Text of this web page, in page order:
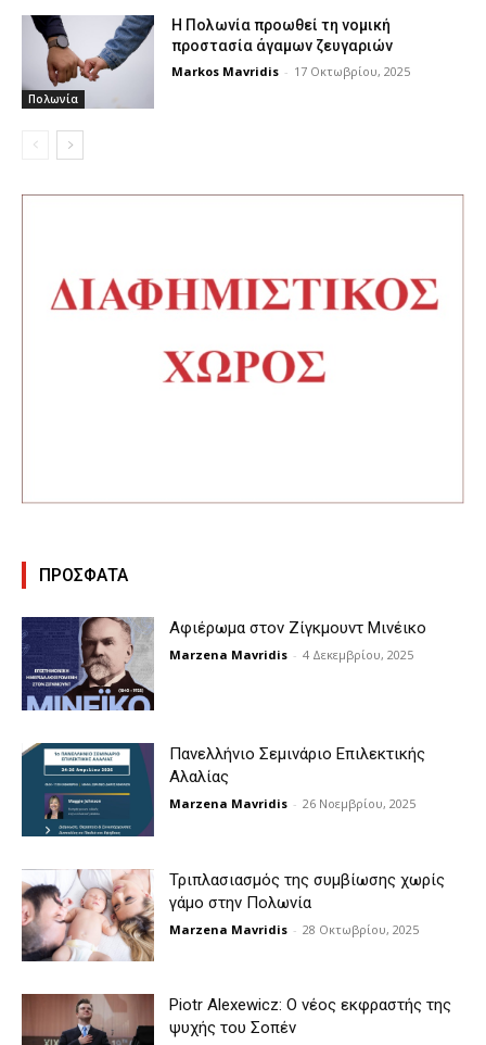
Πολωνία
Η Πολωνία προωθεί τη νομική
προστασία άγαμων ζευγαριών
Markos Mavridis - 17 Οκτωβρίου, 2025
ΠΡΟΣΦΑΤΑ
Αφιέρωμα στον Ζίγκμουντ Μινέικο
Marzena Mavridis - 4 Δεκεμβρίου, 2025
Πανελλήνιο Σεμινάριο Επιλεκτικής
Αλαλίας
Marzena Mavridis - 26 Νοεμβρίου, 2025
Τριπλασιασμός της συμβίωσης χωρίς
γάμο στην Πολωνία
Marzena Mavridis - 28 Οκτωβρίου, 2025
Piotr Alexewicz: Ο νέος εκφραστής της
ψυχής του Σοπέν